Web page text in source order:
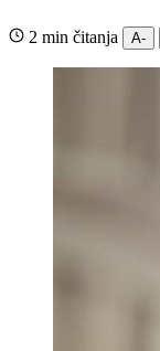
2 min čitanja A-